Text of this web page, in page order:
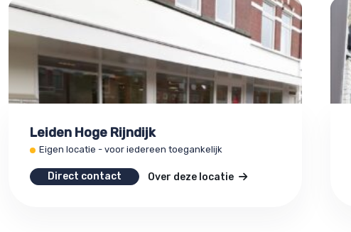
Leiden Hoge Rijndijk
Eigen locatie - voor iedereen toegankelijk
Direct contact Over deze locatie